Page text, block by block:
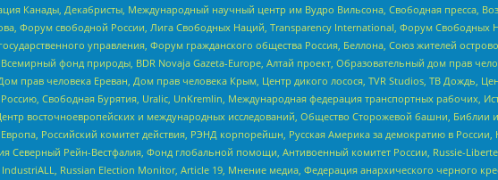
Канады, Декабристы, Международный научный центр им Вудро Вильсона, Свободная пресса,
Форум свободной России, Лига Свободных Наций, Transparеncy International, Форум Свободных
управления, Форум гражданского общества Россия, Беллона, Союз жителей
фонд природы, BDR Novaja Gazeta-Europe, Алтай проект, Образовательный дом прав
прав человека Ереван, Дом прав человека Крым, Центр дикого лосося, TVR Studios, ТВ Дождь,
Свободная Бурятия, Uralic, UnKremlin, Международная федерация транспортных рабочих,
восточноевропейских и международных исследований, Общество Сторожевой башни, Библии
Российский комитет действия, РЭНД корпорейшн, Русская Америка за демократию в
Северный Рейн-Вестфалия, Фонд глобальной помощи, Антивоенный комитет России, Russie-
Russian Election Monitor, Article 19, Мнение медиа, Федерация анархического черного